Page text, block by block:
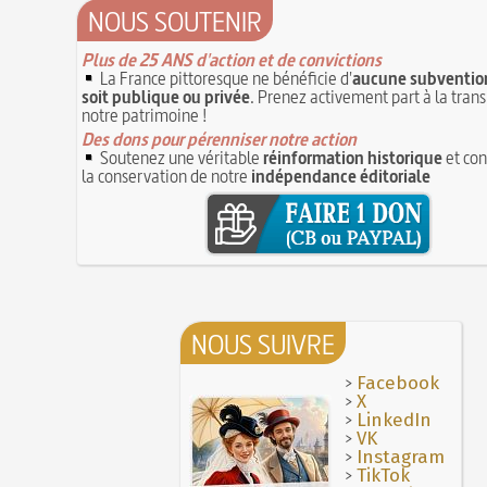
NOUS SOUTENIR
Plus de 25 ANS d'action et de convictions
La France pittoresque ne bénéficie d'aucune
soit publique ou privée. Prenez activement part à la
notre patrimoine !
Des dons pour pérenniser notre action
Soutenez une véritableréinformation historiqueet
la conservation de notre indépendance éditoriale
NOUS SUIVRE
> Facebook
>X
> LinkedIn
>VK
> Instagram
>TikTok